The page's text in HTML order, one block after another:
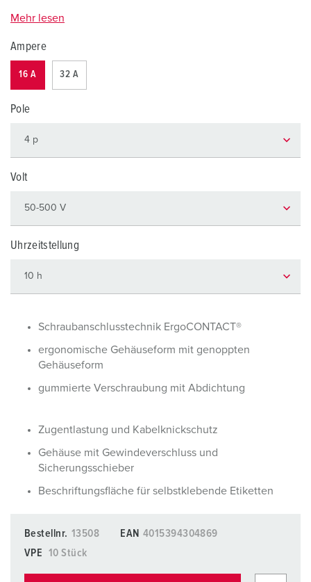
Mehr lesen
Ampere
16 A 32 A
Pole
Volt
Uhrzeitstellung
Schraubanschlusstechnik ErgoCONTACT®
ergonomische Gehäuseform mit genoppten
Gehäuseform
gummierte Verschraubung mit Abdichtung
Zugentlastung und Kabelknickschutz
Gehäuse mit Gewindeverschluss und
Sicherungsschieber
Beschriftungsfläche für selbstklebende Etiketten
Bestellnr. 13508 EAN 4015394304869
VPE
10 Stück